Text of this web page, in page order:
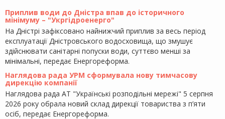
Приплив води до Дністра впав до історичного
мінімуму – "Укргідроенерго"
На Дністрі зафіксовано найнижчий приплив за весь період
експлуатації Дністровського водосховища, що змушує
здійснювати санітарні попуски води, суттєво менші за
мінімальні, передає Енергореформа.
Наглядова рада УРМ сформувала нову тимчасову
дирекцію компанії
Наглядова рада АТ "Українські розподільні мережі" 5 серпня
2026 року обрала новий склад дирекції товариства з п’яти
осіб, передає Енергореформа.